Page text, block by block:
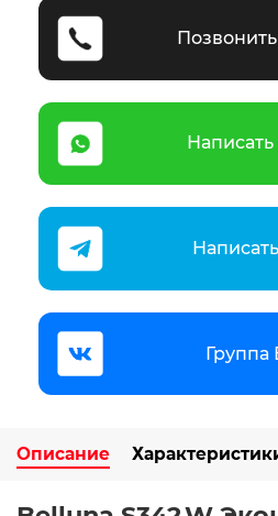
Группа
Описание